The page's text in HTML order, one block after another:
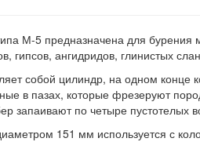
М-5 предназначена для бурения
гипсов, ангидридов, глинистых
собой цилиндр, на одном конце
в пазах, которые фрезеруют
запаивают по четыре пустотелых
151 мм используется с